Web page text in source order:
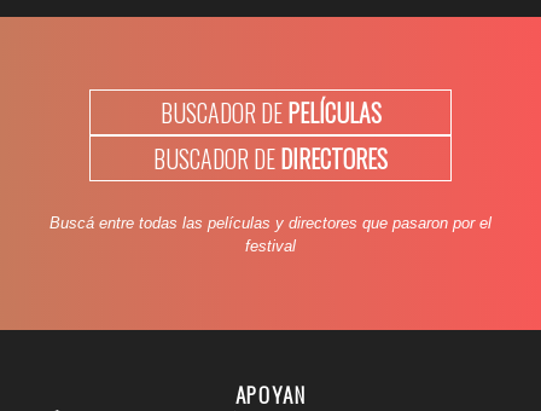
BUSCADOR DEPELÍCULAS
BUSCADOR DEDIRECTORES
Buscá entre todas las películas y directores que pasaron por el
festival
APOYAN